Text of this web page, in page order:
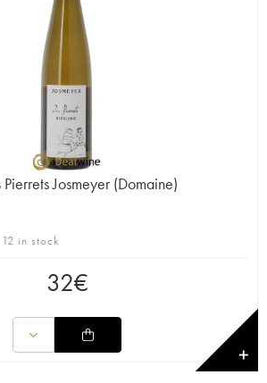
Josmeyer (Domaine)
in stock
32€
✕